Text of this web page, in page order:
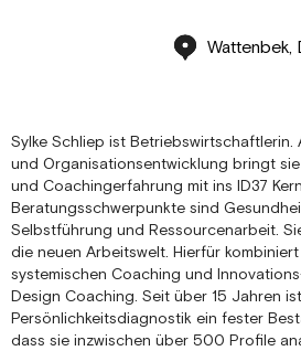
Wattenbek,
Sylke Schliep ist Betriebswirtschaftlerin.
und Organisationsentwicklung bringt
und Coachingerfahrung mit ins ID37
Beratungsschwerpunkte sind
Selbstführung und Ressourcenarbeit.
die neuen Arbeitswelt. Hierfür
systemischen Coaching und
Design Coaching. Seit über 15 Jahren
Persönlichkeitsdiagnostik ein fester
dass sie inzwischen über 500 Profile